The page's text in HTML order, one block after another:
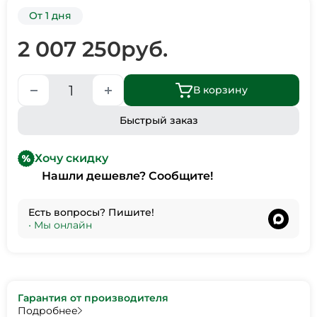
От 1 дня
2 007 250руб.
В корзину
Быстрый заказ
Хочу скидку
Нашли дешевле? Сообщите!
Есть вопросы? Пишите!
• Мы онлайн
Гарантия от производителя
Подробнее